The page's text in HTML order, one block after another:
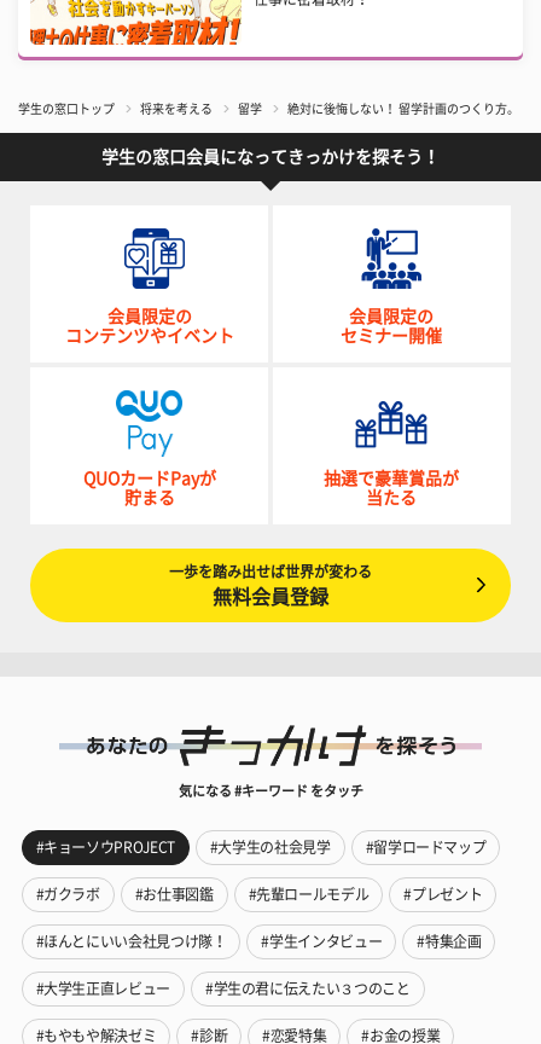
学生の窓口トップ 将来を考える 留学 絶対に後悔しない！ 留学計画のつくり方。【
学生の窓口会員になってきっかけを探そう！
会員限定の
コンテンツやイベント
会員限定の
セミナー開催
QUOカードPayが
貯まる
抽選で豪華賞品が
当たる
一歩を踏み出せば世界が変わる
無料会員登録
気になる #キーワード をタッチ
#キョーソウPROJECT #大学生の社会見学 #留学ロードマップ
#ガクラボ #お仕事図鑑 #先輩ロールモデル #プレゼント
#ほんとにいい会社見つけ隊！ #学生インタビュー #特集企画
#大学生正直レビュー #学生の君に伝えたい３つのこと
#もやもや解決ゼミ #診断 #恋愛特集 #お金の授業